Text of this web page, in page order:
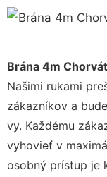
Brána 4m
Našimi rukami
zákazníkov a
vy. Každému
vyhovieť v
osobný prístup je